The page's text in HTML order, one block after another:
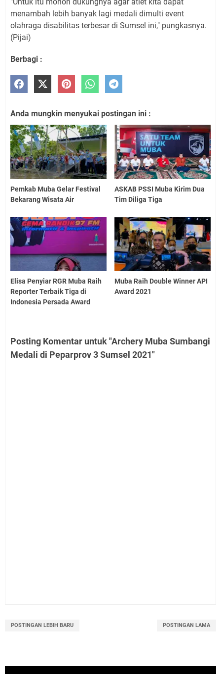
menambah lebih banyak lagi medali dimulti event
olahraga disabilitas terbesar di Sumsel ini," pungkasnya.
(Pijai)
Berbagi :
Anda mungkin menyukai postingan ini :
Pemkab Muba Gelar Festival
Bekarang Wisata Air
ASKAB PSSI Muba Kirim Dua
Tim Diliga Tiga
Elisa Penyiar RGR Muba Raih
Reporter Terbaik Tiga di
Indonesia Persada Award
Muba Raih Double Winner API
Award 2021
Posting Komentar untuk "Archery Muba Sumbangi
Medali di Peparprov 3 Sumsel 2021"
POSTINGAN LEBIH BARU POSTINGAN LAMA